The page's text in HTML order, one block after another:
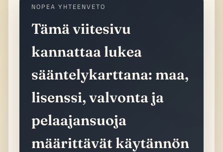
NOPEA YHTEENVETO
Tämä viitesivu
kannattaa lukea
sääntelykarttana: maa,
lisenssi, valvonta ja
pelaajansuoja
määrittävät käytännön